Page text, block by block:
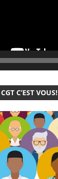
C’EST VOUS!